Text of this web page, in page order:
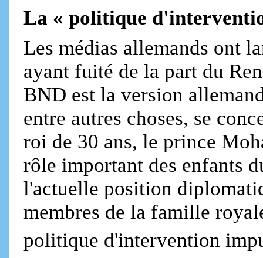
La « politique
Les médias allemands ont
ayant fuité de la part du
BND est la version
entre autres choses, se
roi de 30 ans, le prince
rôle important des enfants
l'actuelle position
membres de la famille
politique d'intervention